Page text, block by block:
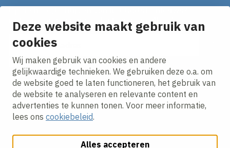
Deze website maakt gebruik van
cookies
Wij maken gebruik van cookies en andere
gelijkwaardige technieken. We gebruiken deze o.a. om
de website goed te laten functioneren, het gebruik van
de website te analyseren en relevante content en
advertenties te kunnen tonen. Voor meer informatie,
lees ons cookiebeleid.
Alles accepteren
Ontvang onze nieuws alerts in je mailbox!
E-mailadres
Ik ga akkoord met hetprivacy statement.
Cookies aanpassenCookie beleidPrivacy policy